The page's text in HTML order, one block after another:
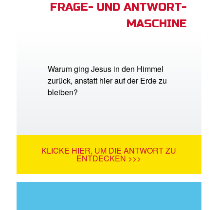
FRAGE- UND ANTWORT-
MASCHINE
Warum ging Jesus in den Himmel
zurück, anstatt hier auf der Erde zu
bleiben?
KLICKE HIER, UM DIE ANTWORT ZU
ENTDECKEN >>>